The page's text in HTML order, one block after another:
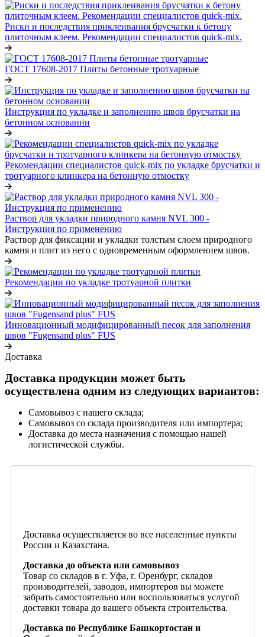
Риски и последствия приклеивания брусчатки к бетону
плиточным клеем. Рекомендации специалистов quick-mix.
ГОСТ 17608-2017 Плиты бетонные тротуарные
Инструкция по укладке и заполнению швов брусчатки на
бетонном основании
Рекомендации специалистов quick-mix по укладке брусчатки и
тротуарного клинкера на бетонную отмостку
Раствор для укладки природного камня NVL 300 -
Инструкция по применению
Раствор для фиксации и укладки толстым слоем природного
камня и плит из него с одновременным оформлением швов.
Рекомендации по укладке тротуарной плитки
Инновационный модифицированный песок для заполнения
швов "Fugensand plus" FUS
Доставка
Доставка продукции может быть
осуществлена одним из следующих вариантов:
Самовывоз с нашего склада;
Самовывоз со склада производителя или импортера;
Доставка до места назначения с помощью нашей
логистической службы.
Доставка осуществляется во все населенные пункты
России и Казахстана.
Доставка до объекта или самовывоз
Товар со складов в г. Уфа, г. Оренбург, складов
производителей, заводов, импортеров вы можете
забрать самостоятельно или воспользоваться услугой
доставки товара до вашего объекта строительства.
Доставка по Республике Башкортостан и